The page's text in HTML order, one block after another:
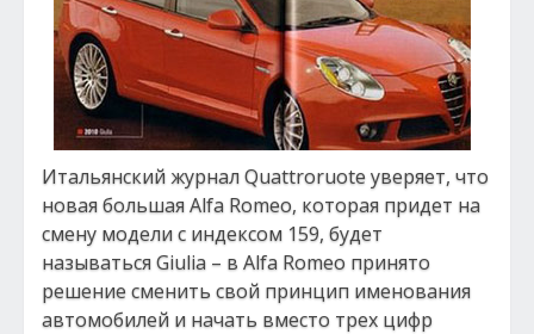
Итальянский журнал Quattroruote уверяет, что
новая большая Alfa Romeo, которая придет на
смену модели с индексом 159, будет
называться Giulia – в Alfa Romeo принято
решение сменить свой принцип именования
автомобилей и начать вместо трех цифр